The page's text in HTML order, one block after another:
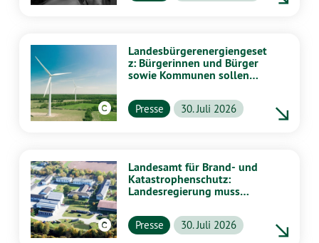
Landesbürgerenergiengeset
z: Bürgerinnen und Bürger
sowie Kommunen sollen
profitieren
Presse 30. Juli 2026
Landesamt für Brand- und
Katastrophenschutz:
Landesregierung muss
Presse 30. Juli 2026